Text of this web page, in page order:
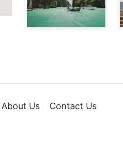
About Us Contact Us